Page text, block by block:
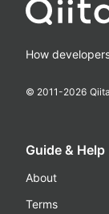
How
© 2011-2026
Guide & Help
About
Terms